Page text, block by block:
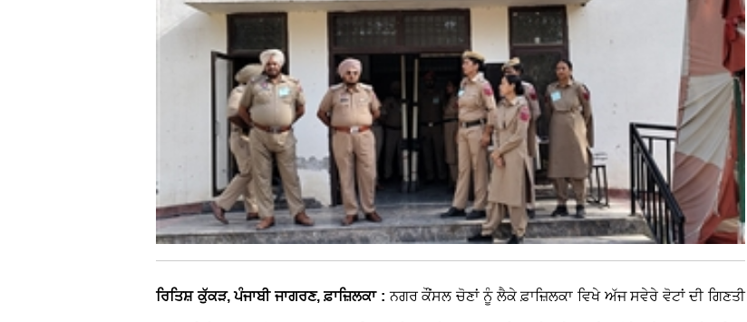
ਰਿਤਿਸ਼ ਕੁੱਕੜ, ਪੰਜਾਬੀ ਜਾਗਰਣ, ਫ਼ਾਜ਼ਿਲਕਾ : ਨਗਰ ਕੌਂਸਲ ਚੋਣਾਂ ਨੂੰ ਲੈਕੇ ਫ਼ਾਜ਼ਿਲਕਾ ਵਿਖੇ ਅੱਜ ਸਵੇਰੇ ਵੋਟਾਂ ਦੀ ਗਿਣਤੀ